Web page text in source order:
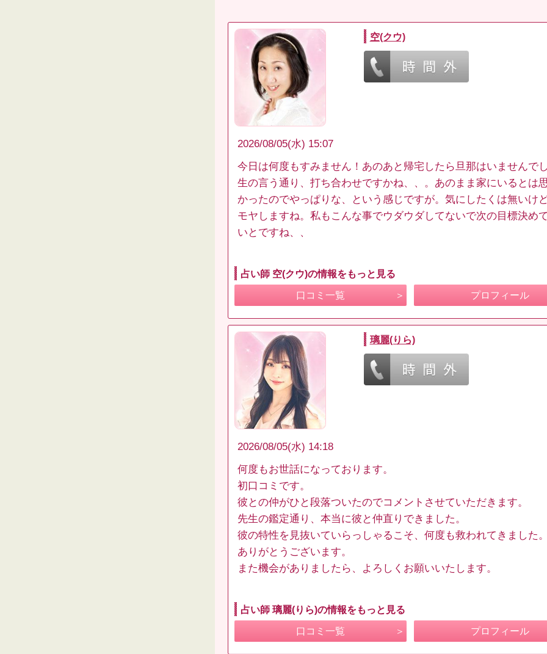
空(クウ)
2026/08/05(水) 15:07
今日は何度もすみません！あのあと帰宅したら旦那はいませんで
生の言う通り、打ち合わせですかね、、。あのまま家にいるとは
かったのでやっぱりな、という感じですが。気にしたくは無いけ
モヤしますね。私もこんな事でウダウダしてないで次の目標決め
いとですね、、
占い師 空(クウ)の情報をもっと見る
口コミ一覧 プロフィール
璃麗(りら)
2026/08/05(水) 14:18
何度もお世話になっております。
初口コミです。
彼との仲がひと段落ついたのでコメントさせていただきます。
先生の鑑定通り、本当に彼と仲直りできました。
彼の特性を見抜いていらっしゃるこそ、何度も救われてきました
ありがとうございます。
また機会がありましたら、よろしくお願いいたします。
占い師 璃麗(りら)の情報をもっと見る
口コミ一覧 プロフィール